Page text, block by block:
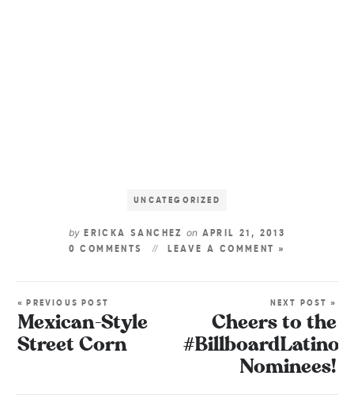
UNCATEGORIZED
byERICKA SANCHEZon APRIL 21, 2013
0 COMMENTS
LEAVE A COMMENT »
« PREVIOUS POST
Mexican-Style
Street Corn
NEXT POST »
Cheers to the
#BillboardLatino
Nominees!